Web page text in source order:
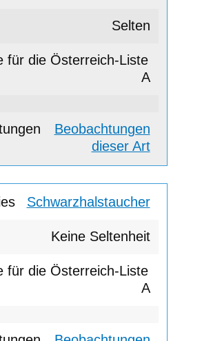
Selten
A
Beobachtungen
dieser Art
Schwarzhalstaucher
Keine Seltenheit
A